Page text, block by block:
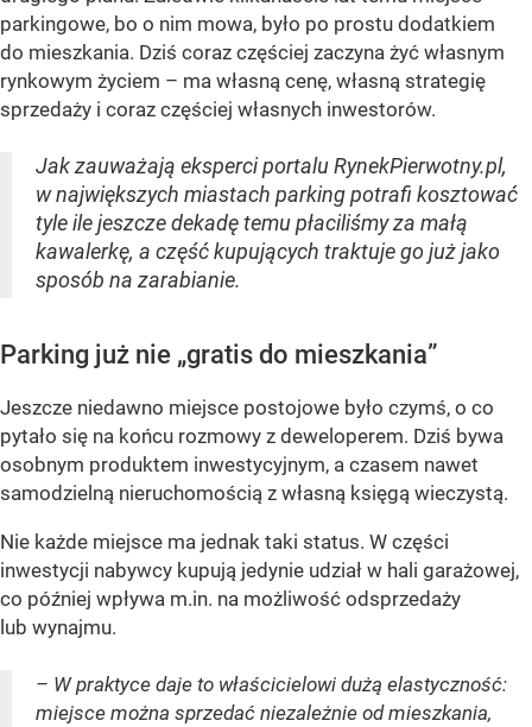
parkingowe, bo o nim mowa, było po prostu dodatkiem
do mieszkania. Dziś coraz częściej zaczyna żyć własnym
rynkowym życiem – ma własną cenę, własną strategię
sprzedaży i coraz częściej własnych inwestorów.
Jak zauważają eksperci portalu RynekPierwotny.pl,
w największych miastach parking potrafi kosztować
tyle ile jeszcze dekadę temu płaciliśmy za małą
kawalerkę, a część kupujących traktuje go już jako
sposób na zarabianie.
Parking już nie „gratis do mieszkania”
Jeszcze niedawno miejsce postojowe było czymś, o co
pytało się na końcu rozmowy z deweloperem. Dziś bywa
osobnym produktem inwestycyjnym, a czasem nawet
samodzielną nieruchomością z własną księgą wieczystą.
Nie każde miejsce ma jednak taki status. W części
inwestycji nabywcy kupują jedynie udział w hali garażowej,
co później wpływa m.in. na możliwość odsprzedaży
lub wynajmu.
– W praktyce daje to właścicielowi dużą elastyczność:
miejsce można sprzedać niezależnie od mieszkania,